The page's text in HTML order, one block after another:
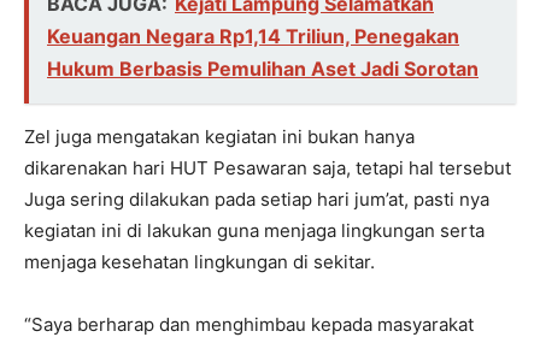
Keuangan Negara Rp1,14 Triliun, Penegakan
Hukum Berbasis Pemulihan Aset Jadi Sorotan
Zel juga mengatakan kegiatan ini bukan hanya
dikarenakan hari HUT Pesawaran saja, tetapi hal tersebut
Juga sering dilakukan pada setiap hari jum’at, pasti nya
kegiatan ini di lakukan guna menjaga lingkungan serta
menjaga kesehatan lingkungan di sekitar.
“Saya berharap dan menghimbau kepada masyarakat